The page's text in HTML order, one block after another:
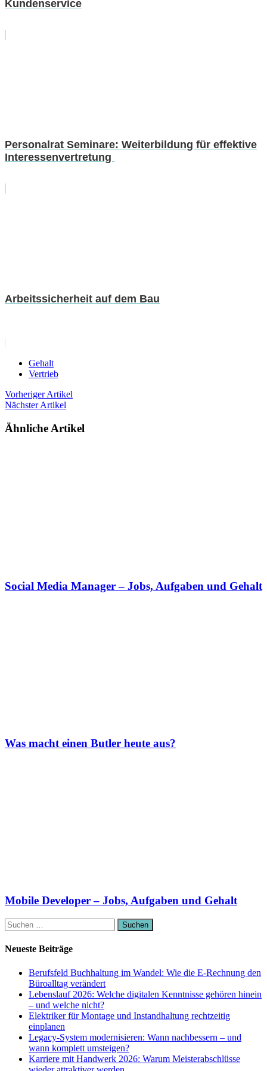
Kundenservice
Personalrat Seminare: Weiterbildung für effektive
Interessenvertretung
Arbeitssicherheit auf dem Bau
Gehalt
Vertrieb
Vorheriger Artikel
Nächster Artikel
Ähnliche Artikel
Social Media Manager – Jobs, Aufgaben und Gehalt
Was macht einen Butler heute aus?
Mobile Developer – Jobs, Aufgaben und Gehalt
Suchen
nach:
Neueste Beiträge
Berufsfeld Buchhaltung im Wandel: Wie die E-Rechnung den
Büroalltag verändert
Lebenslauf 2026: Welche digitalen Kenntnisse gehören hinein
– und welche nicht?
Elektriker für Montage und Instandhaltung rechtzeitig
einplanen
Legacy-System modernisieren: Wann nachbessern – und
wann komplett umsteigen?
Karriere mit Handwerk 2026: Warum Meisterabschlüsse